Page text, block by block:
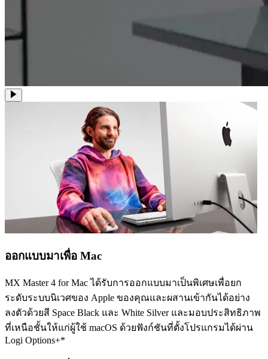
ออกแบบมาเพื่อ Mac
MX Master 4 for Mac ได้รับการออกแบบมาเป็นพิเศษเพื่อยก
ระดับระบบนิเวศของ Apple ของคุณและผสานเข้ากันได้อย่าง
ลงตัวด้วยสี Space Black และ White Silver และมอบประสิทธิภาพ
ที่เหนือชั้นให้แก่ผู้ใช้ macOS ด้วยฟังก์ชันที่ตั้งโปรแกรมได้ผ่าน
Logi Options+*